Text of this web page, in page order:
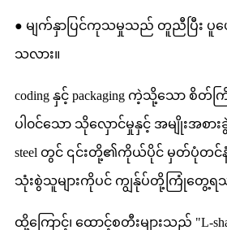
● မျက်နှာပြင်ကုသမှုသည် တူညီပြီး ပူဖေ
သလား။
coding နှင့် packaging ကဲ့သို့သော စိတ်
ပါ၀င်သော သိုလှောင်မှုနှင့် အမျိုးအစား
steel တွင် ၎င်းတို့၏ကိုယ်ပိုင် မှတ်ပုံတင်
သုံးစွဲသူများကိုပင် ကျွန်ုပ်တို့ကြုံတွေ့ရ
ထို့ကြောင့်၊ ထောင့်စတီးများသည် "L-